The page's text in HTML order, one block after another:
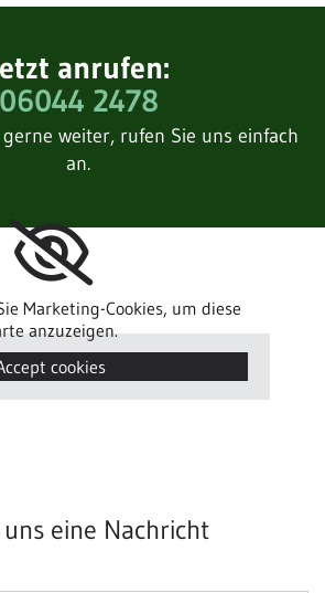
anrufen:
06044 2478
weiter, rufen Sie uns einfach
an.
Marketing-Cookies, um diese
anzuzeigen.
cookies
eine Nachricht